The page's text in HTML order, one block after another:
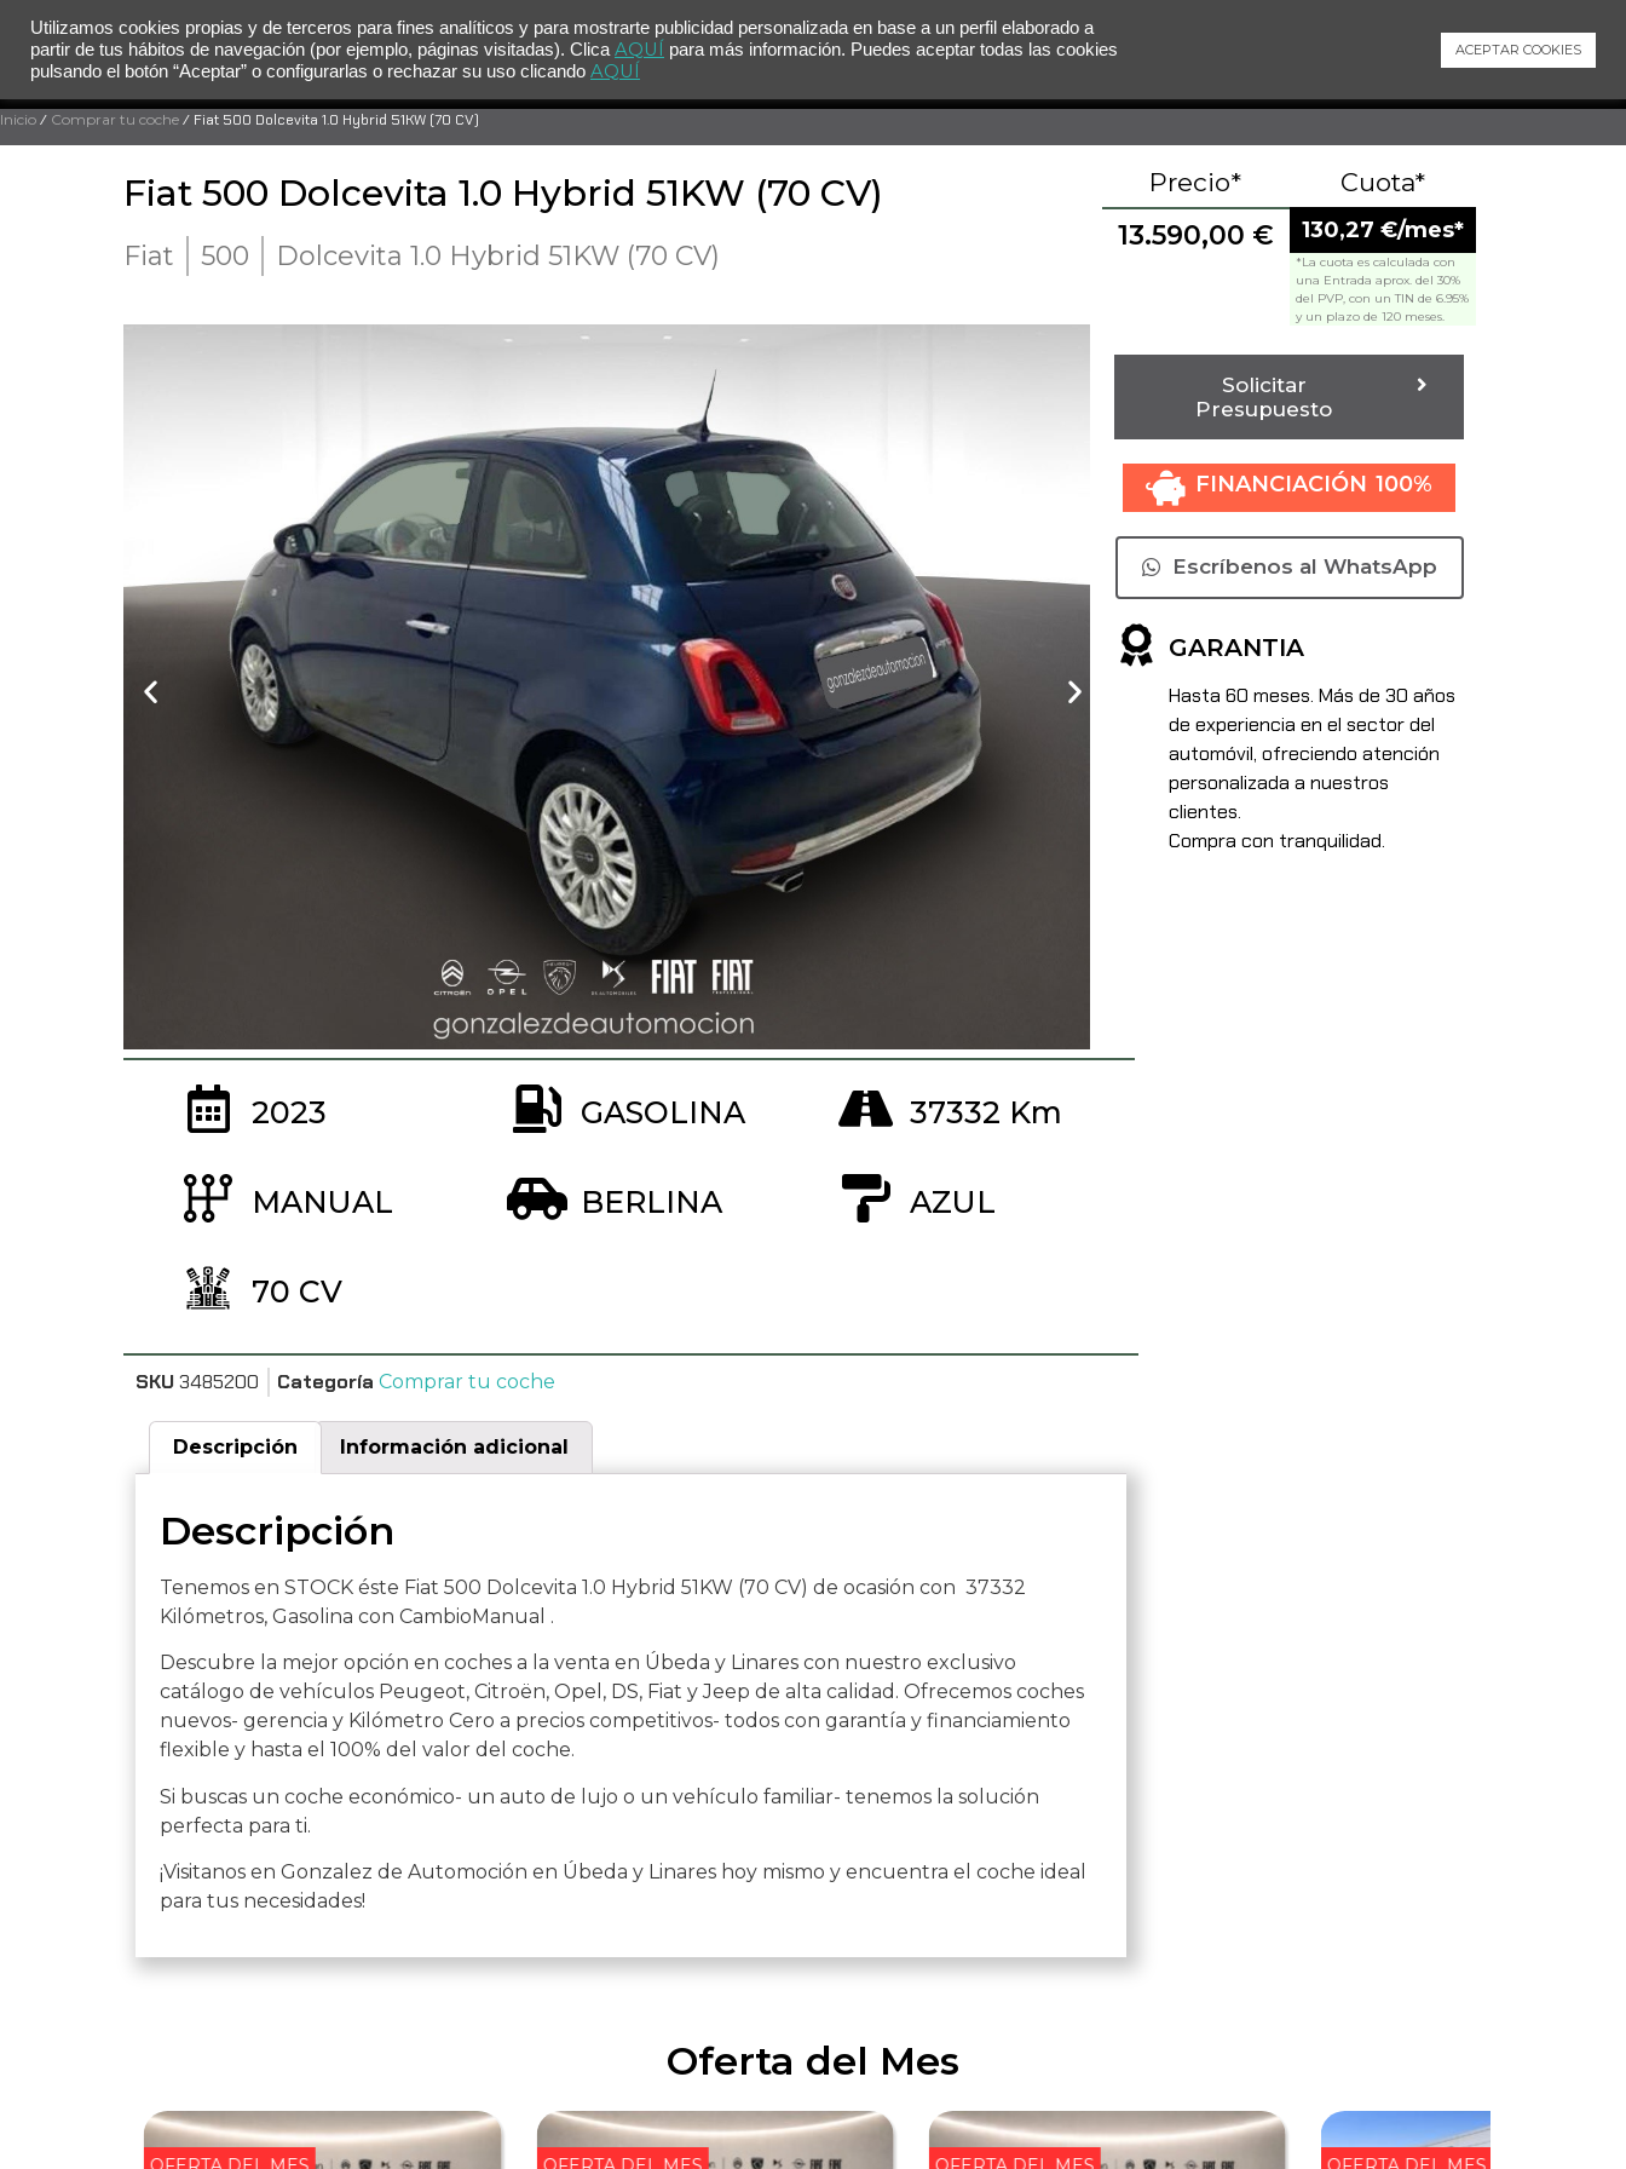
MENÚ Contacto
Inicio / Comprar tu coche / Fiat 500 Dolcevita 1.0 Hybrid 51KW (70 CV)
Fiat 500 Dolcevita 1.0 Hybrid 51KW (70 CV)
Fiat 500 Dolcevita 1.0 Hybrid 51KW (70 CV)
Precio*
13.590,00 €
Cuota*
130,27 €/mes*
*La cuota es calculada con
una Entrada aprox. del 30%
del PVP, con un TIN de 6.95%
y un plazo de 120 meses.
Solicitar
Presupuesto
FINANCIACIÓN 100%
Escríbenos al WhatsApp
GARANTIA
Hasta 60 meses. Más de 30 años
de experiencia en el sector del
automóvil, ofreciendo atención
personalizada a nuestros
clientes.
Compra con tranquilidad.
2023 GASOLINA 37332 Km
MANUAL BERLINA AZUL
70 CV
SKU 3485200 Categoría Comprar tu coche
Descripción Información adicional
Descripción
Tenemos en STOCK éste Fiat 500 Dolcevita 1.0 Hybrid 51KW (70 CV) de ocasión con 37332
Kilómetros, Gasolina con CambioManual .
Descubre la mejor opción en coches a la venta en Úbeda y Linares con nuestro exclusivo
catálogo de vehículos Peugeot, Citroën, Opel, DS, Fiat y Jeep de alta calidad. Ofrecemos coches
nuevos- gerencia y Kilómetro Cero a precios competitivos- todos con garantía y financiamiento
flexible y hasta el 100% del valor del coche.
Si buscas un coche económico- un auto de lujo o un vehículo familiar- tenemos la solución
perfecta para ti.
¡Visitanos en Gonzalez de Automoción en Úbeda y Linares hoy mismo y encuentra el coche ideal
para tus necesidades!
Oferta del Mes
Utilizamos cookies propias y de terceros para fines analíticos y para mostrarte publicidad personalizada en base a un perfil elaborado a
partir de tus hábitos de navegación (por ejemplo, páginas visitadas). Clica AQUÍ para más información. Puedes aceptar todas las cookies
pulsando el botón “Aceptar” o configurarlas o rechazar su uso clicando AQUÍ
ACEPTAR COOKIES